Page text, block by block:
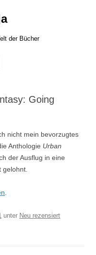
der Bücher
Going
nicht mein bevorzugtes
Anthologie Urban
der Ausflug in eine
unter Neu rezensiert